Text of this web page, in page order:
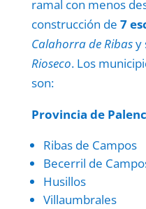
ramal con menos
construcción de 7
Calahorra de Ribasy
Rioseco. Los
son:
Provincia de
Ribas de Campos
Becerril de
Husillos
Villaumbrales